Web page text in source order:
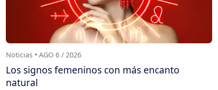
Noticias • AGO 6 / 2026
Los signos femeninos con más encanto
natural